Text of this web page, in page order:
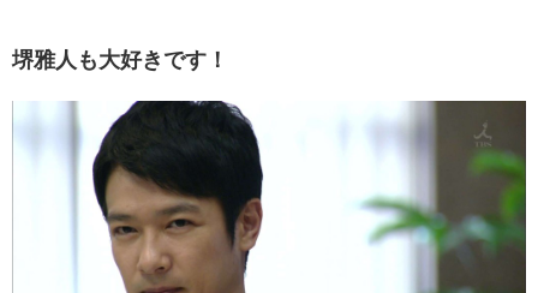
堺雅人も大好きです！